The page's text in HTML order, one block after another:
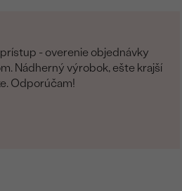
- overenie objednávky
Nádherný výrobok, ešte krajší
Odporúčam!